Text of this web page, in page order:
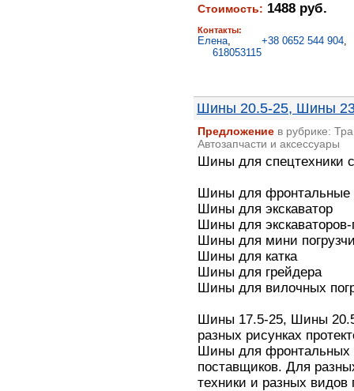
Стоимость: 1488 руб.
Контакты:
Елена, +38 0652 544 904
618053115
Шины 20.5-25, Шины
Предложение в рубрике:
Автозапчасти и аксессуары
Шины для спецтехники
Шины для фронтальные
Шины для экскаватор
Шины для экскаваторов-
Шины для мини
Шины для катка
Шины для грейдера
Шины для вилочных
Шины 17.5-25, Шины
разных рисунках
Шины для фронтальных
поставщиков. Для
техники и разных видов